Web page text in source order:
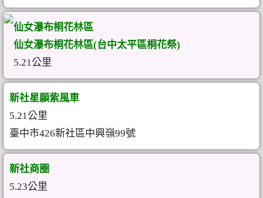
仙女瀑布桐花林區
仙女瀑布桐花林區(台中太平區桐花祭)
5.21公里
新社星願紫風車
5.21公里
臺中市426新社區中興嶺99號
新社商圈
5.23公里